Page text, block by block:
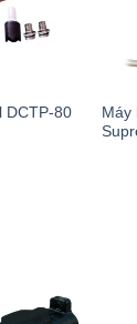
DCTP-80
Máy